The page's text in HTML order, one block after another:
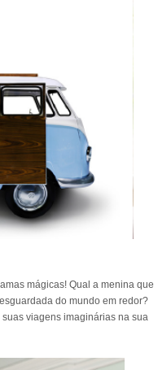
mágicas! Qual a menina que
do mundo em redor?
viagens imaginárias na sua